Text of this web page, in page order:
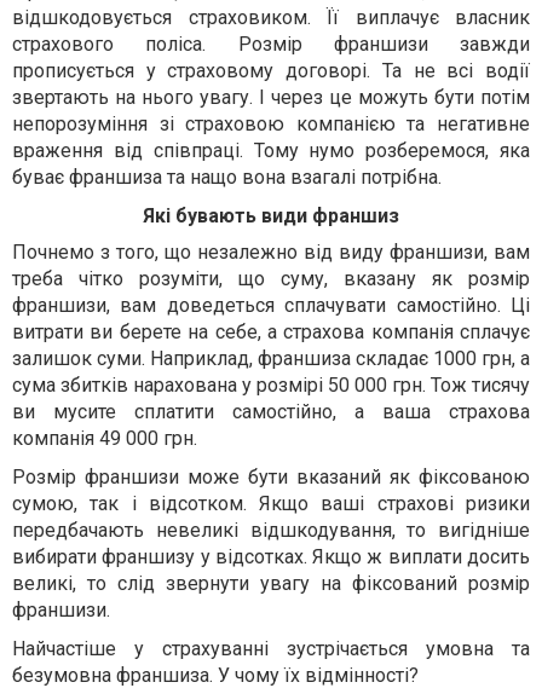
відшкодовується страховиком. Її виплачує власник
страхового поліса. Розмір франшизи завжди
прописується у страховому договорі. Та не всі водії
звертають на нього увагу. І через це можуть бути потім
непорозуміння зі страховою компанією та негативне
враження від співпраці. Тому нумо розберемося, яка
буває франшиза та нащо вона взагалі потрібна.
Які бувають види франшиз
Почнемо з того, що незалежно від виду франшизи, вам
треба чітко розуміти, що суму, вказану як розмір
франшизи, вам доведеться сплачувати самостійно. Ці
витрати ви берете на себе, а страхова компанія сплачує
залишок суми. Наприклад, франшиза складає 1000 грн, а
сума збитків нарахована у розмірі 50 000 грн. Тож тисячу
ви мусите сплатити самостійно, а ваша страхова
компанія 49 000 грн.
Розмір франшизи може бути вказаний як фіксованою
сумою, так і відсотком. Якщо ваші страхові ризики
передбачають невеликі відшкодування, то вигідніше
вибирати франшизу у відсотках. Якщо ж виплати досить
великі, то слід звернути увагу на фіксований розмір
франшизи.
Найчастіше у страхуванні зустрічається умовна та
безумовна франшиза. У чому їх відмінності?